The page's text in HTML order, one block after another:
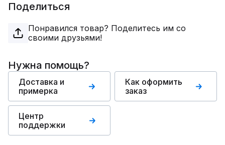
Поделиться
Понравился товар? Поделитесь им со
своими друзьями!
Нужна помощь?
Доставка и
примерка
Как оформить
заказ
Центр
поддержки